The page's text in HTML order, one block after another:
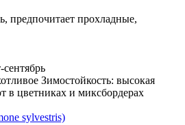
предпочитает прохладные,
Зимостойкость: высокая
в цветниках и миксбордерах